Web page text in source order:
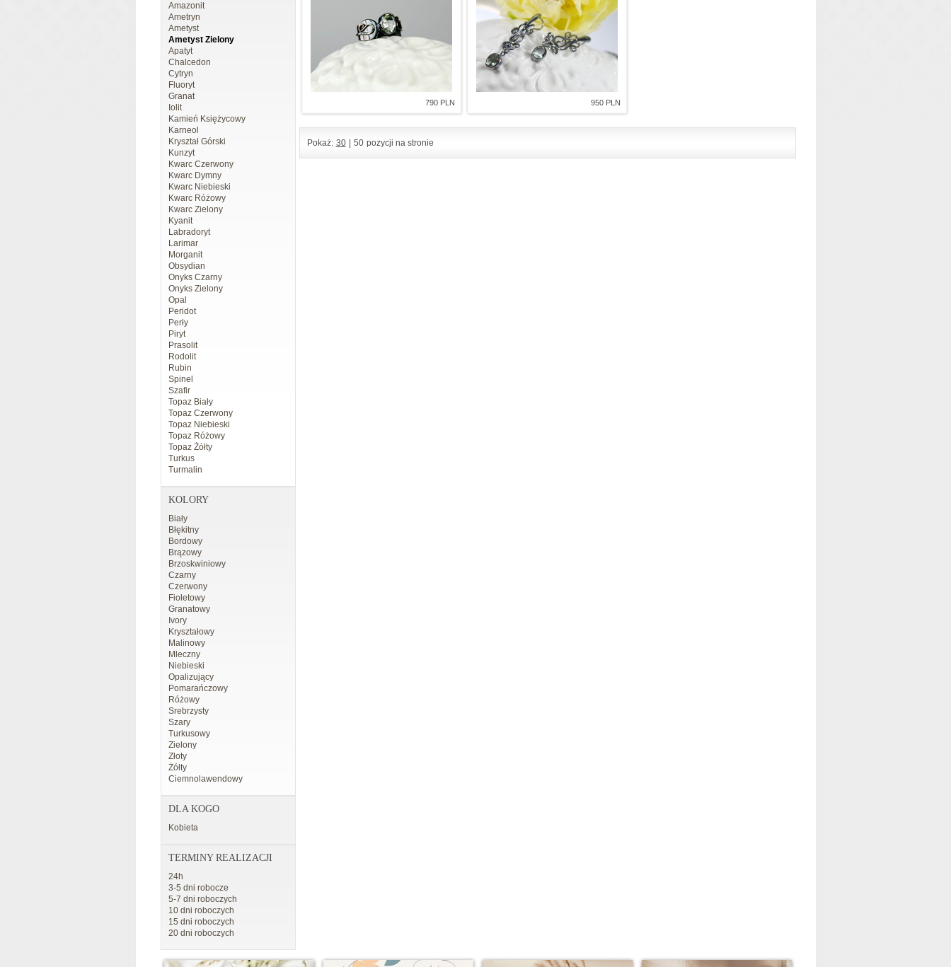
Amazonit
Ametryn
Ametyst
Ametyst Zielony
Apatyt
Chalcedon
Cytryn
Fluoryt
Granat
Iolit
Kamień Księżycowy
Karneol
Kryształ Górski
Kunzyt
Kwarc Czerwony
Kwarc Dymny
Kwarc Niebieski
Kwarc Różowy
Kwarc Zielony
Kyanit
Labradoryt
Larimar
Morganit
Obsydian
Onyks Czarny
Onyks Zielony
Opal
Peridot
Perły
Piryt
Prasolit
Rodolit
Rubin
Spinel
Szafir
Topaz Biały
Topaz Czerwony
Topaz Niebieski
Topaz Różowy
Topaz Żółty
Turkus
Turmalin
KOLORY
Biały
Błękitny
Bordowy
Brązowy
Brzoskwiniowy
Czarny
Czerwony
Fioletowy
Granatowy
Ivory
Kryształowy
Malinowy
Mleczny
Niebieski
Opalizujący
Pomarańczowy
Różowy
Srebrzysty
Szary
Turkusowy
Zielony
Złoty
Żółty
Ciemnolawendowy
DLA KOGO
Kobieta
TERMINY REALIZACJI
24h
3-5 dni robocze
5-7 dni roboczych
10 dni roboczych
15 dni roboczych
20 dni roboczych
790 PLN 950 PLN
Pokaż: 30 50 pozycji na stronie